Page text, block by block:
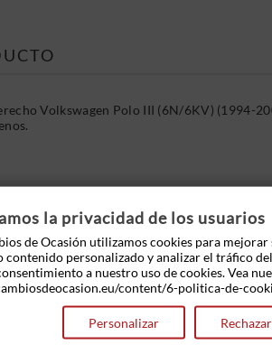
Volkswagen Polo III (6N/6KV) (1994-
la privacidad de los usuarios
de Ocasión utilizamos cookies para
contenido personalizado y analizar el tráfico
a nuestro uso de cookies. Vea
content/6-politica-de-
Personalizar Rechazar